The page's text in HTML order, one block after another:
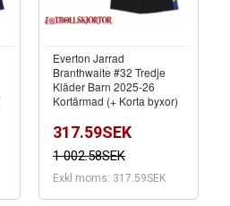
Everton Jarrad
Branthwaite #32 Tredje
Kläder Barn 2025-26
Kortärmad (+ Korta byxor)
317.59SEK
1 002.58SEK
Exkl moms: 317.59SEK